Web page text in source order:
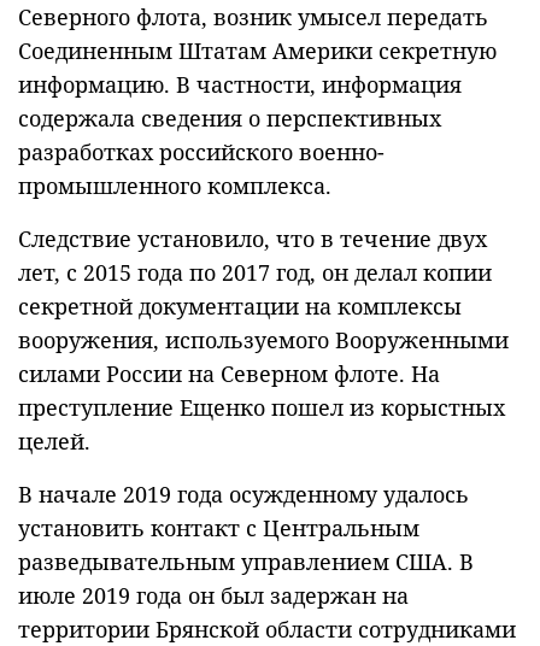
Северного флота, возник умысел передать
Соединенным Штатам Америки секретную
информацию. В частности, информация
содержала сведения о перспективных
разработках российского военно-
промышленного комплекса.
Следствие установило, что в течение двух
лет, с 2015 года по 2017 год, он делал копии
секретной документации на комплексы
вооружения, используемого Вооруженными
силами России на Северном флоте. На
преступление Ещенко пошел из корыстных
целей.
В начале 2019 года осужденному удалось
установить контакт с Центральным
разведывательным управлением США. В
июле 2019 года он был задержан на
территории Брянской области сотрудниками